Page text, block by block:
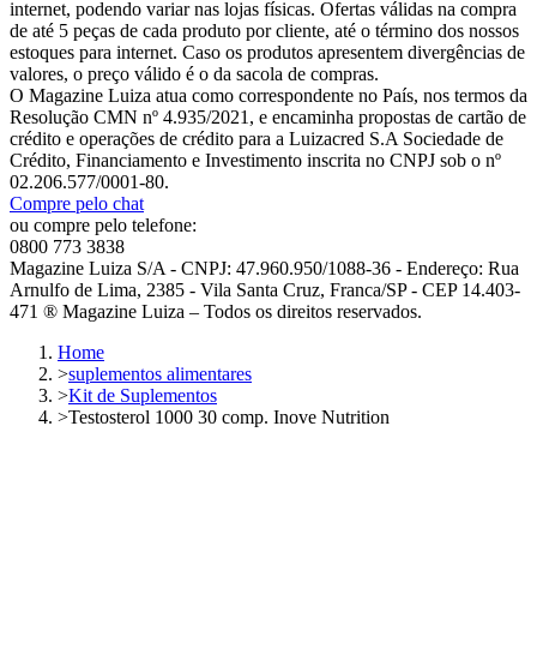
internet, podendo variar nas lojas físicas. Ofertas válidas na compra
de até 5 peças de cada produto por cliente, até o término dos nossos
estoques para internet. Caso os produtos apresentem divergências de
valores, o preço válido é o da sacola de compras.
O Magazine Luiza atua como correspondente no País, nos termos da
Resolução CMN nº 4.935/2021, e encaminha propostas de cartão de
crédito e operações de crédito para a Luizacred S.A Sociedade de
Crédito, Financiamento e Investimento inscrita no CNPJ sob o nº
02.206.577/0001-80.
Compre pelo chat
ou compre pelo telefone:
0800 773 3838
Magazine Luiza S/A - CNPJ: 47.960.950/1088-36 - Endereço: Rua
Arnulfo de Lima, 2385 - Vila Santa Cruz, Franca/SP - CEP 14.403-
471 ® Magazine Luiza – Todos os direitos reservados.
Home
>suplementos alimentares
>Kit de Suplementos
>Testosterol 1000 30 comp. Inove Nutrition